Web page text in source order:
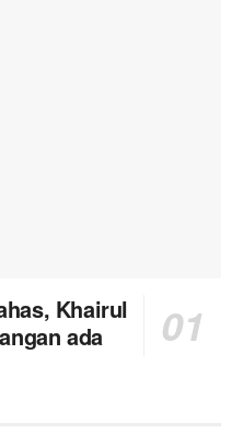
Khairul
ada